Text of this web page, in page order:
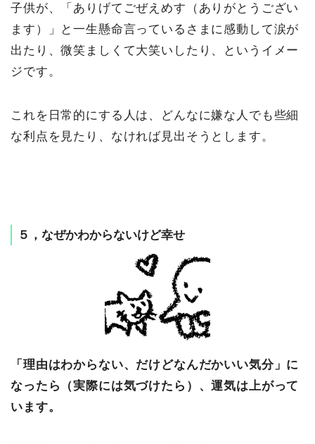
子供が、「ありげてごぜえめす（ありがとうござい
ます）」と一生懸命言っているさまに感動して涙が
出たり、微笑ましくて大笑いしたり、というイメー
ジです。
これを日常的にする人は、どんなに嫌な人でも些細
な利点を見たり、なければ見出そうとします。
５，なぜかわからないけど幸せ
「理由はわからない、だけどなんだかいい気分」に
なったら（実際には気づけたら）、運気は上がって
います。